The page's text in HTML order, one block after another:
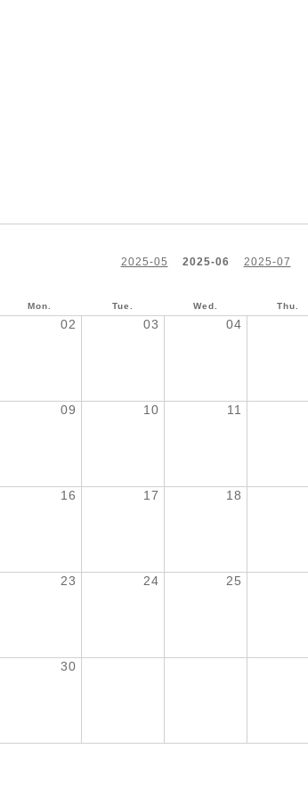
2025-05 2025-06 2025-07
Mon. Tue. Wed. Thu.
02 03 04
09 10 11
16 17 18
23 24 25
30